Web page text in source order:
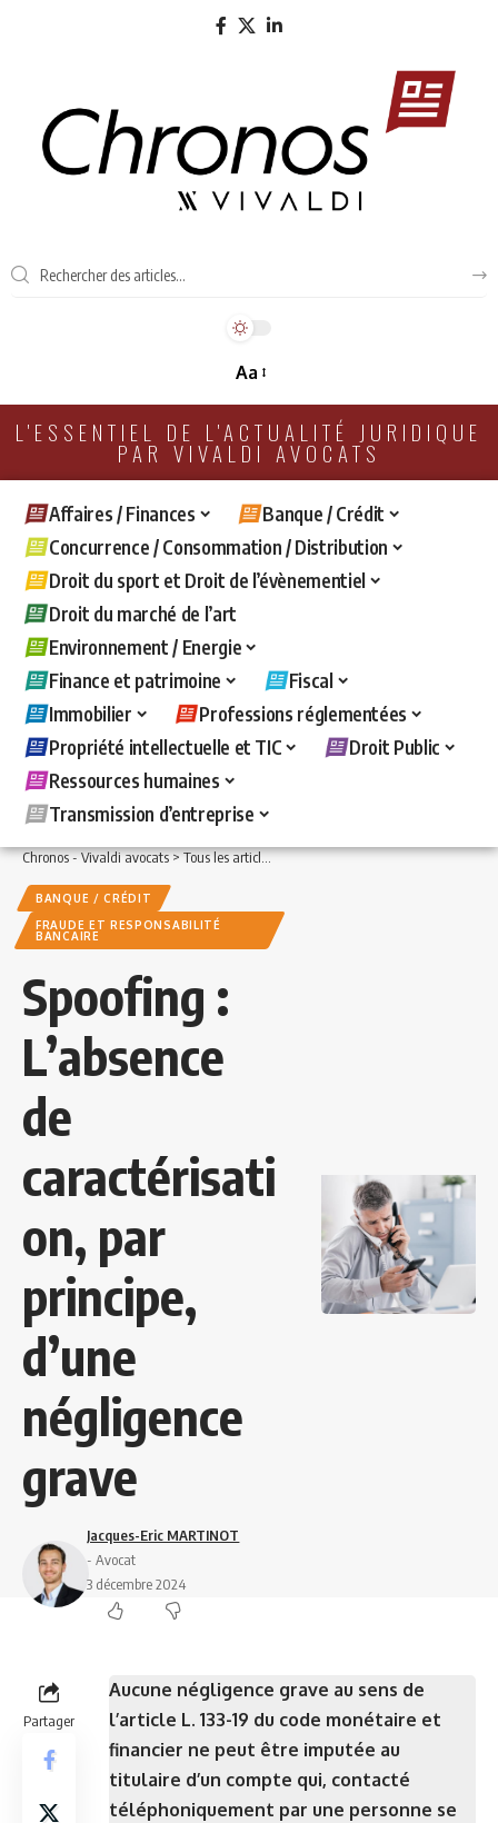
Aa
L'ESSENTIEL DE L'ACTUALITÉ JURIDIQUE
PAR VIVALDI AVOCATS
Affaires / Finances
Banque / Crédit
Concurrence / Consommation / Distribution
Droit du sport et Droit de l’évènementiel
Droit du marché de l’art
Environnement / Energie
Finance et patrimoine
Fiscal
Immobilier
Professions réglementées
Propriété intellectuelle et TIC
Droit Public
Ressources humaines
Transmission d’entreprise
Chronos - Vivaldi avocats>Tous les articles >Banque / Crédit>Fraude et
BANQUE / CRÉDIT
FRAUDE ET RESPONSABILITÉ
BANCAIRE
Spoofing :
L’absence
de
caractérisati
on, par
principe,
d’une
négligence
grave
Jacques-Eric MARTINOT
- Avocat
3 décembre 2024
Partager
Aucune négligence grave au sens de
l’article L. 133-19 du code monétaire et
financier ne peut être imputée au
titulaire d’un compte qui, contacté
téléphoniquement par une personne se